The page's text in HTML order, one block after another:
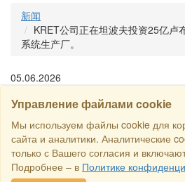
新闻
KRET公司正在坦波夫投资25亿卢
系统生产厂。
05.06.2026
Управление файлами cookie
Мы используем файлы cookie для
сайта и аналитики. Аналитические
только с Вашего согласия и
Подробнее – в Политике
保留所有权利 © 2016商业交易所“俄罗
mail:sales@rstradehouse.com, 地址: